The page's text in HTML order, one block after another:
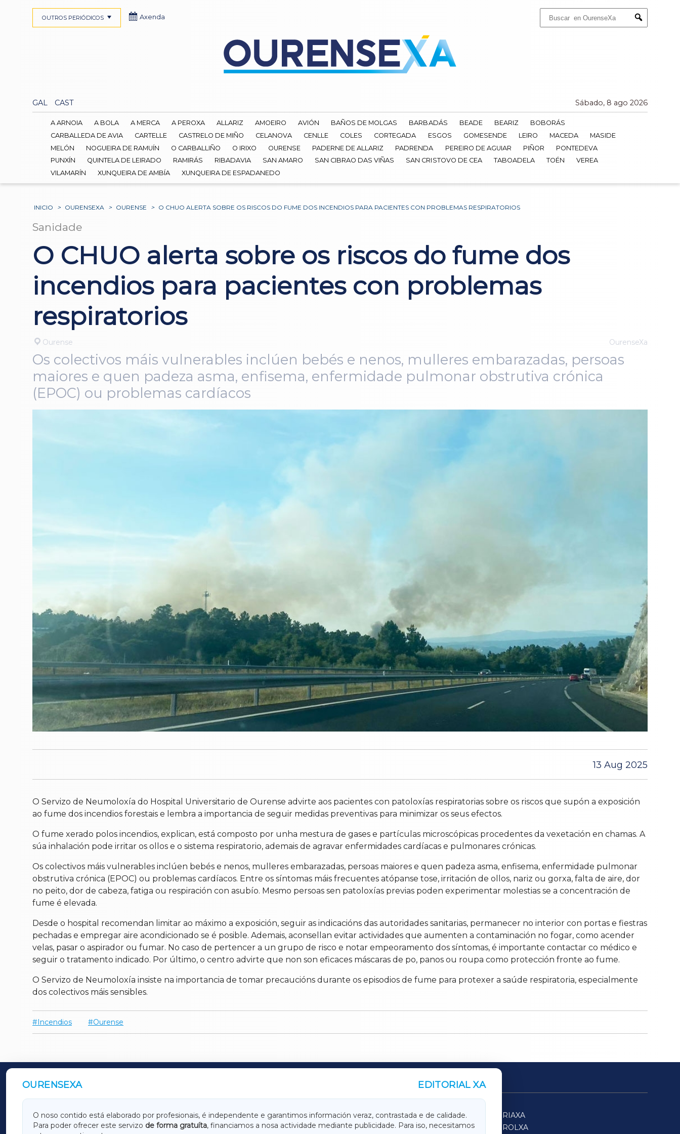
Submit
GAL CAST Sábado, 8 ago 2026
OUTROS PERIÓDICOS Axenda
A ARNOIA A BOLA A MERCA A PEROXA ALLARIZ AMOEIRO AVIÓN BAÑOS DE MOLGAS BARBADÁS BEADE BEARIZ
BOBORÁS
CARBALLEDA DE AVIA
CARTELLE CASTRELO DE MIÑO CELANOVA CENLLE COLES CORTEGADA ESGOS GOMESENDE LEIRO MACEDA
MASIDE
MELÓN
NOGUEIRA DE RAMUÍN O CARBALLIÑO O IRIXO OURENSE PADERNE DE ALLARIZ PADRENDA PEREIRO DE AGUIAR PIÑOR
PONTEDEVA
PUNXÍN
QUINTELA DE LEIRADO RAMIRÁS RIBADAVIA SAN AMARO SAN CIBRAO DAS VIÑAS SAN CRISTOVO DE CEA TABOADELA TOÉN
VEREA
VILAMARÍN
XUNQUEIRA DE AMBÍA XUNQUEIRA DE ESPADANEDO
INICIO > OURENSEXA > OURENSE > O CHUO ALERTA SOBRE OS RISCOS DO FUME DOS INCENDIOS PARA PACIENTES CON PROBLEMAS RESPIRATORIOS
Sanidade
O CHUO alerta sobre os riscos do fume dos
incendios para pacientes con problemas
respiratorios
Ourense OurenseXa
Os colectivos máis vulnerables inclúen bebés e nenos, mulleres embarazadas, persoas
maiores e quen padeza asma, enfisema, enfermidade pulmonar obstrutiva crónica
(EPOC) ou problemas cardíacos
13 Aug 2025
O Servizo de Neumoloxía do Hospital Universitario de Ourense advirte aos pacientes con patoloxías respiratorias sobre os riscos que supón a exposición
ao fume dos incendios forestais e lembra a importancia de seguir medidas preventivas para minimizar os seus efectos.
O fume xerado polos incendios, explican, está composto por unha mestura de gases e partículas microscópicas procedentes da vexetación en chamas. A
súa inhalación pode irritar os ollos e o sistema respiratorio, ademais de agravar enfermidades cardíacas e pulmonares crónicas.
Os colectivos máis vulnerables inclúen bebés e nenos, mulleres embarazadas, persoas maiores e quen padeza asma, enfisema, enfermidade pulmonar
obstrutiva crónica (EPOC) ou problemas cardíacos. Entre os síntomas máis frecuentes atópanse tose, irritación de ollos, nariz ou gorxa, falta de aire, dor
no peito, dor de cabeza, fatiga ou respiración con asubío. Mesmo persoas sen patoloxías previas poden experimentar molestias se a concentración de
fume é elevada.
Desde o hospital recomendan limitar ao máximo a exposición, seguir as indicacións das autoridades sanitarias, permanecer no interior con portas e fiestras
pechadas e empregar aire acondicionado se é posible. Ademais, aconsellan evitar actividades que aumenten a contaminación no fogar, como acender
velas, pasar o aspirador ou fumar. No caso de pertencer a un grupo de risco e notar empeoramento dos síntomas, é importante contactar co médico e
seguir o tratamento indicado. Por último, o centro advirte que non son eficaces máscaras de po, panos ou roupa como protección fronte ao fume.
O Servizo de Neumoloxía insiste na importancia de tomar precaucións durante os episodios de fume para protexer a saúde respiratoria, especialmente
dos colectivos máis sensibles.
Incendios Ourense
OURENSEXA EDITORIAL XA
O noso contido está elaborado por profesionais, é independente e garantimos información veraz, contrastada e de calidade.
Para poder ofrecer este servizo de forma gratuíta, financiamos a nosa actividade mediante publicidade. Para iso, necesitamos
OUTROS PERIÓDICOS
GALICIAXA LUGOXA TERRACHAXA
SARRIAXA
AMARIÑAXA
RIBEIRASACRAXA ACORUÑAXA FERROLXA